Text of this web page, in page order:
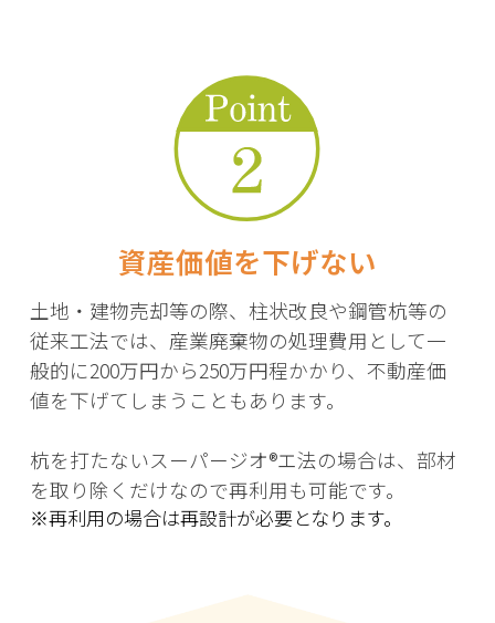
資産価値を下げない
土地・建物売却等の際、柱状改良や鋼管杭等の
従来工法では、産業廃棄物の処理費用として一
般的に200万円から250万円程かかり、不動産価
値を下げてしまうこともあります。
杭を打たないスーパージオ®エ法の場合は、部材
を取り除くだけなので再利用も可能です。
※再利用の場合は再設計が必要となります。